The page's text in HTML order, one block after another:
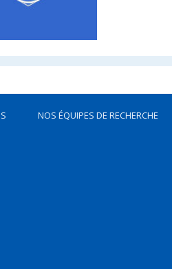
NOS ÉQUIPES DE RECHERCHE